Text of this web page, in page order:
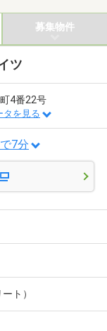
募集物件
ツ
4番22号
タを見る
7分
ト）